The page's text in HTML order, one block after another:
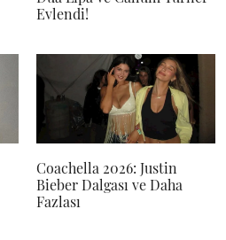
Evlendi!
Coachella 2026: Justin
Bieber Dalgası ve Daha
Fazlası